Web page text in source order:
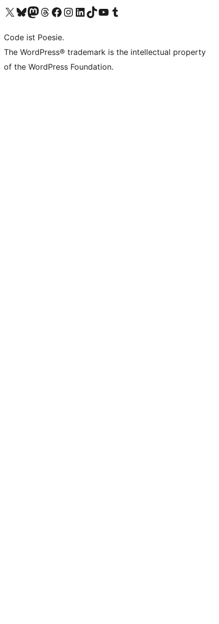
Unser X-Konto (früher Twitter) besuchen
Unser Bluesky-Konto besuchen
Unser Mastodon-Konto besuchen
Unser Threads-Konto besuchen
Unsere Facebook-Seite besuchen
Unser Instagram-Konto besuchen
Unser LinkedIn-Konto besuchen
Unser TikTok-Konto besuchen
Unseren YouTube-Kanal besuchen
Unser Tumblr-Konto besuchen
Code ist Poesie.
The WordPress® trademark is the intellectual property
of the WordPress Foundation.